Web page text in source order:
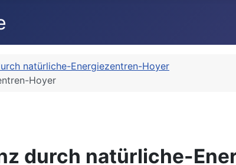
natürliche-Energiezentren-Hoyer
Hoyer
durch natürliche-